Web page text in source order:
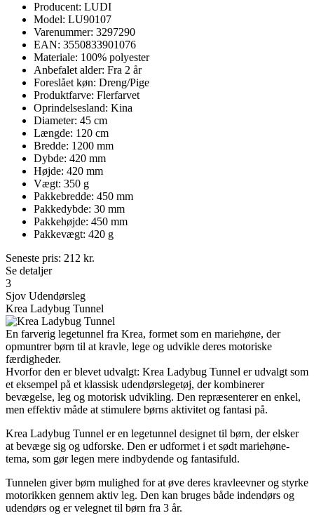
Producent: LUDI
Model: LU90107
Varenummer: 3297290
EAN: 3550833901076
Materiale: 100% polyester
Anbefalet alder: Fra 2 år
Foreslået køn: Dreng/Pige
Produktfarve: Flerfarvet
Oprindelsesland: Kina
Diameter: 45 cm
Længde: 120 cm
Bredde: 1200 mm
Dybde: 420 mm
Højde: 420 mm
Vægt: 350 g
Pakkebredde: 450 mm
Pakkedybde: 30 mm
Pakkehøjde: 450 mm
Pakkevægt: 420 g
Seneste pris: 212 kr.
Se detaljer
3
Sjov Udendørsleg
Krea Ladybug Tunnel
En farverig legetunnel fra Krea, formet som en mariehøne, der
opmuntrer børn til at kravle, lege og udvikle deres motoriske
færdigheder.
Hvorfor den er blevet udvalgt: Krea Ladybug Tunnel er udvalgt som
et eksempel på et klassisk udendørslegetøj, der kombinerer
bevægelse, leg og motorisk udvikling. Den repræsenterer en enkel,
men effektiv måde at stimulere børns aktivitet og fantasi på.
Krea Ladybug Tunnel er en legetunnel designet til børn, der elsker
at bevæge sig og udforske. Den er udformet i et sødt mariehøne-
tema, som gør legen mere indbydende og fantasifuld.
Tunnelen giver børn mulighed for at øve deres kravleevner og styrke
motorikken gennem aktiv leg. Den kan bruges både indendørs og
udendørs og er velegnet til børn fra 3 år.